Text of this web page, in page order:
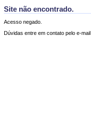
Site não encontrado.
Acesso negado.
Dúvidas entre em contato pelo e-mail